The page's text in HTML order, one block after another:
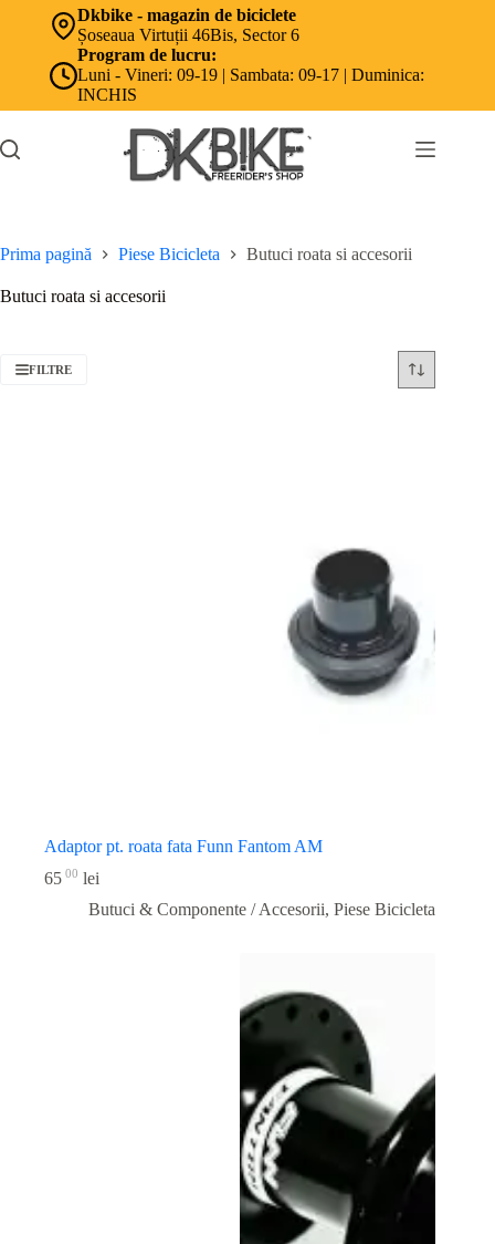
Dkbike - magazin de biciclete
Șoseaua Virtuții 46Bis, Sector 6
Program de lucru:
Luni - Vineri: 09-19 | Sambata: 09-17 | Duminica:
INCHIS
Prima pagină Piese Bicicleta Butuci roata si accesorii
Butuci roata si accesorii
FILTRE
Adaptor pt. roata fata Funn Fantom AM
65 00 lei
Butuci & Componente / Accesorii, Piese Bicicleta